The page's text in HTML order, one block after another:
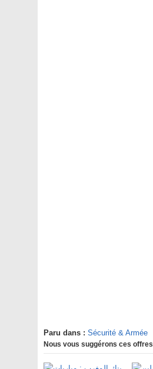
Paru dans : Sécurité & Armée
Nous vous suggérons ces offres